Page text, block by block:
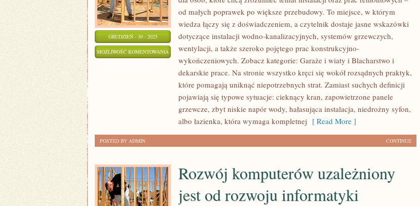
GRUDZIEŃ - 30 - 2025
MOŻLIWOŚĆ KOMENTOWANIA DESIGN
ŁAZIENEK
KUCHNI
od małych poprawek po większe przebudowy. To miejsce, w którym
wiedza łączy się z doświadczeniem, a czytelnik dostaje jasne wskazówki
dotyczące instalacji wodno-kanalizacyjnych, systemów grzewczych,
wentylacji, a także szeroko pojętego prac konstrukcyjno-
wykończeniowych. Zobacz kategorie: Garaże i wiaty i Blacharstwo i
dekarskie prace. Na stronie wszystko kręci się wokół rozsądnych praktyk,
które pomagają uniknąć niepotrzebnych strat. Zamiast suchych definicji
pojawiają się typowe sytuacje: cieknący kran, zapowietrzone panele
grzewcze, zbyt niskie napór wody, hałasująca instalacja, niedrożny syfon,
albo łazienka, która wymaga kompletnej [ Read More ]
CONTINUE
POSTED BY ADMIN
Rozwój komputerów uzależniony
jest od rozwoju informatyki